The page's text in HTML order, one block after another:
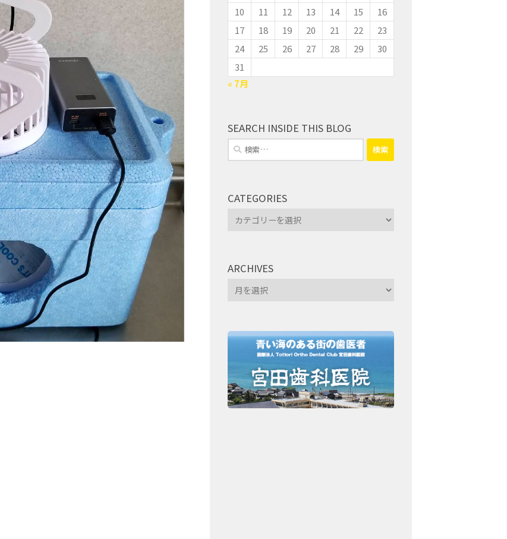
10
11 12 13 14 15
16
17
18 19 20 21 22
23
24
25 26 27 28 29
30
31
« 7月
SEARCH INSIDE THIS BLOG
検
索:
CATEGORIES
Categories
ARCHIVES
Archives